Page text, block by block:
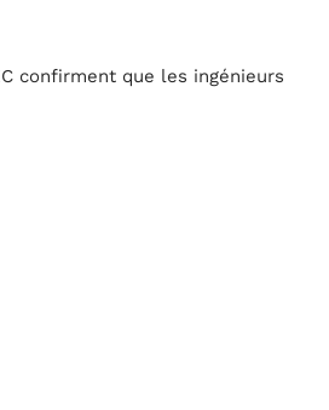
confirment que les ingénieurs